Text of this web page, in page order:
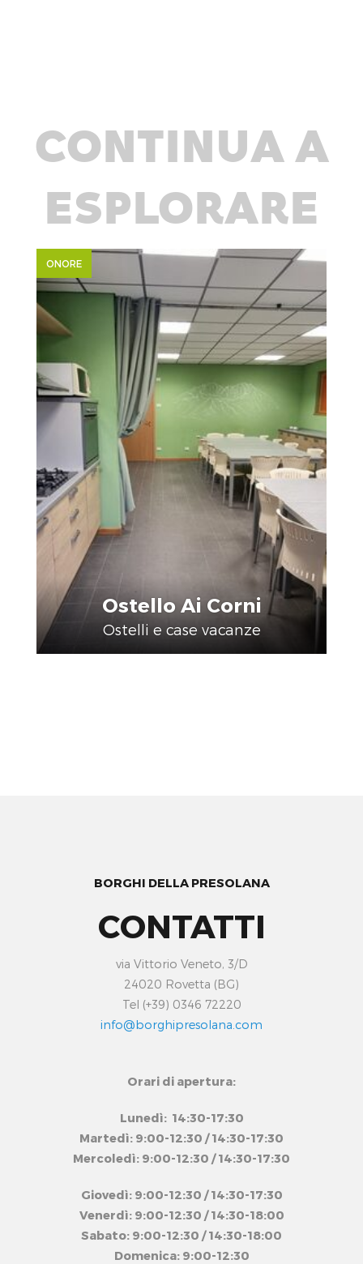
CONTINUA A
ESPLORARE
ONORE
Ostello Ai Corni
Ostelli e case vacanze
BORGHI DELLA PRESOLANA
CONTATTI
via Vittorio Veneto, 3/D
24020 Rovetta (BG)
Tel (+39) 0346 72220
info@borghipresolana.com
Orari di apertura:
Lunedì: 14:30-17:30
Martedì: 9:00-12:30 / 14:30-17:30
Mercoledì: 9:00-12:30 / 14:30-17:30
Giovedì: 9:00-12:30 / 14:30-17:30
Venerdì: 9:00-12:30 / 14:30-18:00
Sabato: 9:00-12:30 / 14:30-18:00
Domenica: 9:00-12:30